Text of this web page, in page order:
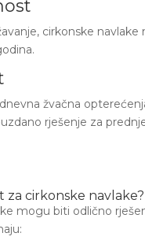
cirkonske navlake
žvačna
rješenje za
za cirkonske navlake?
mogu biti odlično